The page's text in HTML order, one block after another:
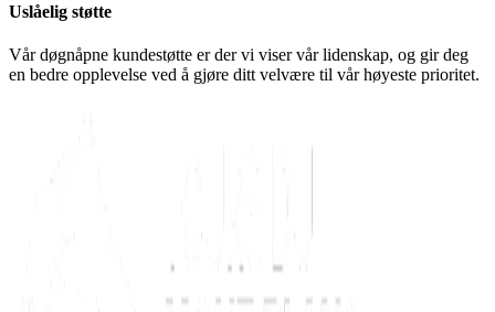
Uslåelig støtte
Vår døgnåpne kundestøtte er der vi viser vår lidenskap, og gir deg
en bedre opplevelse ved å gjøre ditt velvære til vår høyeste prioritet.